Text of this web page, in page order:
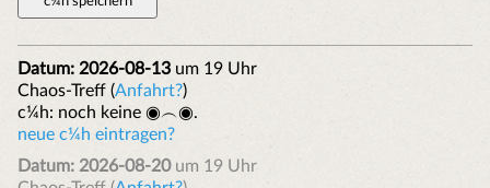
Datum: 2026-08-13 um 19 Uhr
Chaos-Treff (Anfahrt?)
c¼h: noch keine ◉︵◉.
neue c¼h eintragen?
Datum: 2026-08-20um 19 Uhr